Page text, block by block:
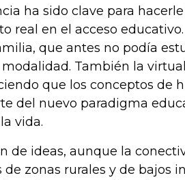
ha sido clave para
real en el acceso
que antes no podía
modalidad. También la
que los conceptos de
del nuevo paradigma
vida.
de ideas, aunque la
zonas rurales y de bajos